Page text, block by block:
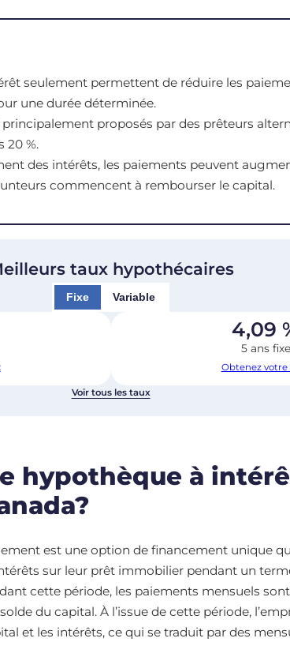
seulement permettent de réduire les
une durée déterminée.
proposés par des prêteurs
20 %.
des intérêts, les paiements peuvent
commencent à rembourser le capital.
taux hypothécaires
Fixe Variable
4,09
5 ans fixe
Obtenez votre
Voir tous les taux
hypothèque à
est une option de financement unique
sur leur prêt immobilier pendant un
cette période, les paiements mensuels
du capital. À l’issue de cette période,
et les intérêts, ce qui se traduit par des